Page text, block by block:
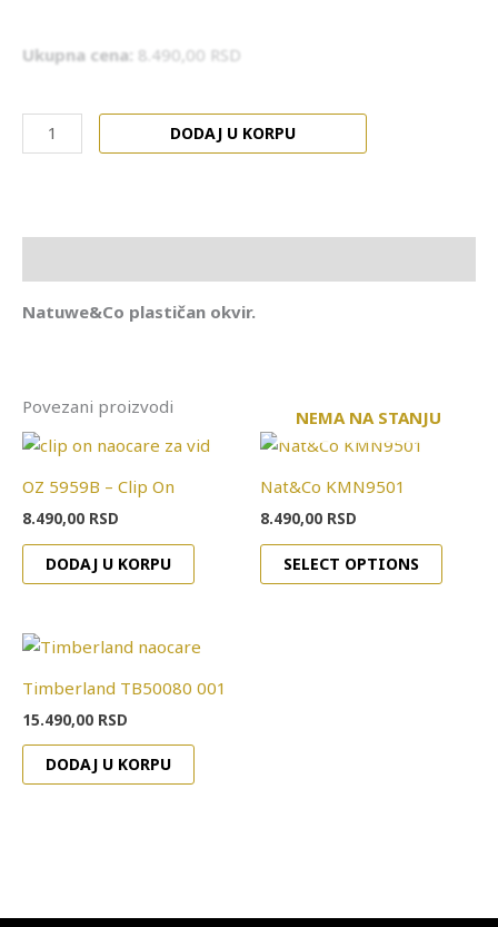
Ukupna cena: 8.490,00 RSD
DODAJ U KORPU
Natuwe&Co plastičan okvir.
Povezani proizvodi
OZ 5959B – Clip On
8.490,00 RSD
DODAJ U KORPU
NEMA NA STANJU
Nat&Co KMN9501
8.490,00 RSD
SELECT OPTIONS
Timberland TB50080 001
15.490,00 RSD
DODAJ U KORPU